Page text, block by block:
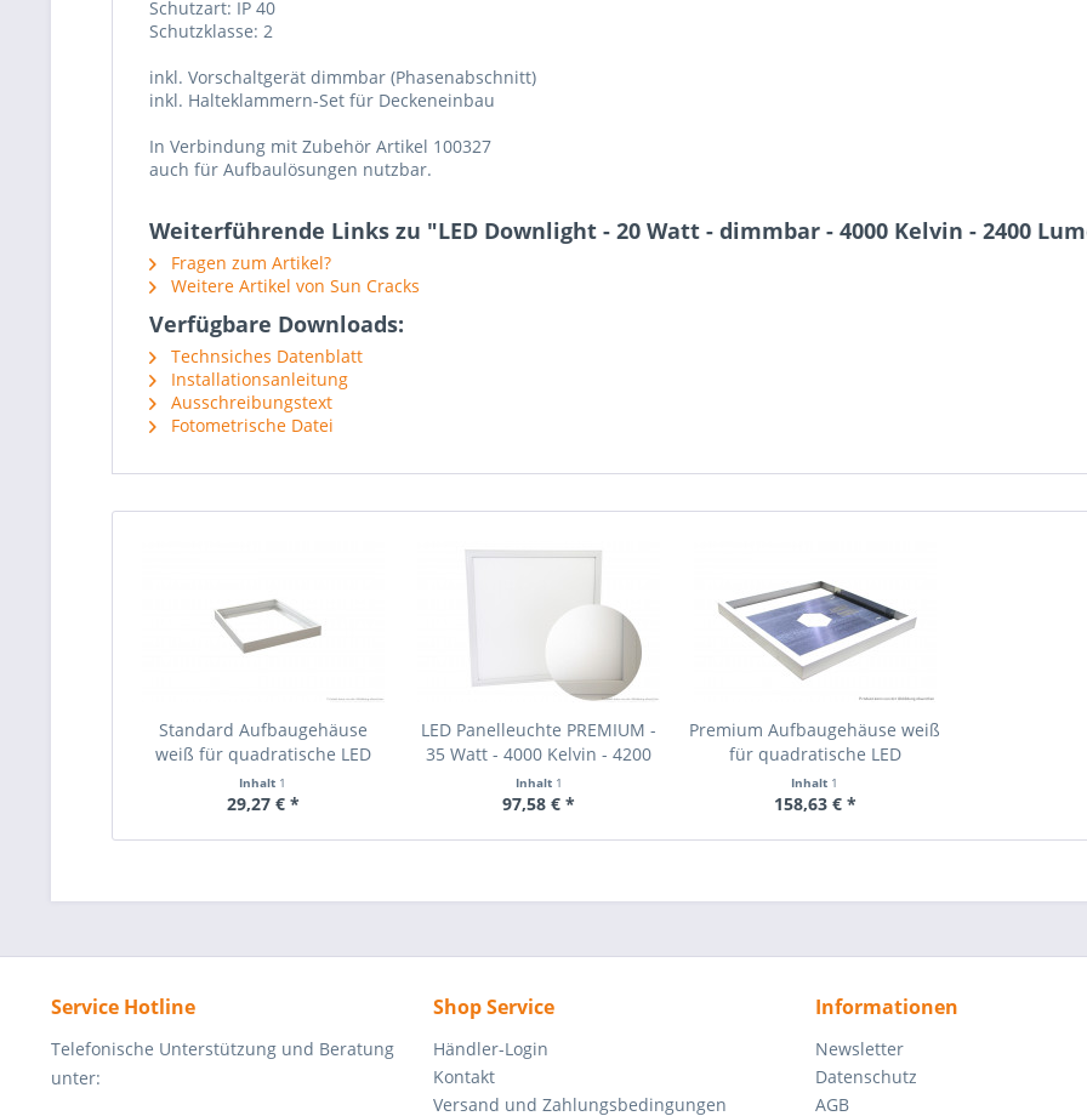
Schutzart: IP 40
Schutzklasse: 2
inkl. Vorschaltgerät dimmbar (Phasenabschnitt)
inkl. Halteklammern-Set für Deckeneinbau
In Verbindung mit Zubehör Artikel 100327
auch für Aufbaulösungen nutzbar.
Weiterführende Links zu "LED Downlight - 20 Watt - dimmbar - 4000 Kelvin - 2400
Fragen zum Artikel?
Weitere Artikel von Sun Cracks
Verfügbare Downloads:
Technsiches Datenblatt
Installationsanleitung
Ausschreibungstext
Fotometrische Datei
Standard Aufbaugehäuse
weiß für quadratische LED
Panelleuchten 300mm
Inhalt 1
29,27 € *
LED Panelleuchte PREMIUM -
35 Watt - 4000 Kelvin - 4200
Lumen - weiß - BAP
Inhalt 1
97,58 € *
Premium Aufbaugehäuse weiß
für quadratische LED
Panelleuchten
Inhalt 1
158,63 € *
Service Hotline
Telefonische Unterstützung und Beratung
unter:
Shop Service
Händler-Login
Kontakt
Versand und Zahlungsbedingungen
Informationen
Newsletter
Datenschutz
AGB